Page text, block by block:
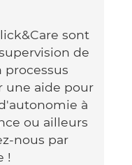
sont
de
processus
une aide pour
à
ou ailleurs
nous par
!